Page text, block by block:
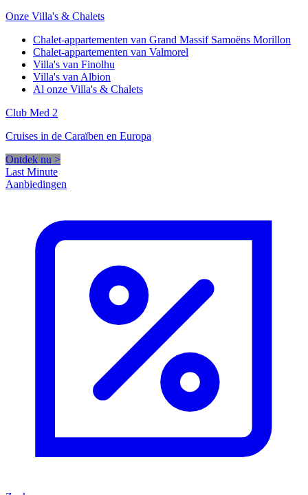
Onze Villa's & Chalets
Chalet-appartementen van Grand Massif Samoëns Morillon
Chalet-appartementen van Valmorel
Villa's van Finolhu
Villa's van Albion
Al onze Villa's & Chalets
Club Med 2
Cruises in de Caraïben en Europa
Ontdek nu >
Last Minute
Aanbiedingen